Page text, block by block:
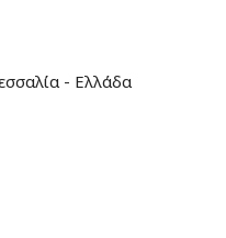
- Ελλάδα